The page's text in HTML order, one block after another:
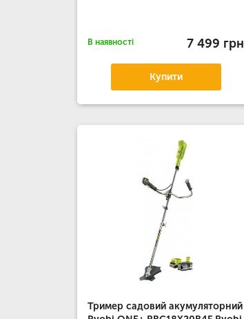
В наявності 7 499 грн
Купити
Тример садовий акумуляторний